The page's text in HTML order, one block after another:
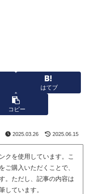
はてブ
コピー
2025.03.26 2025.06.15
クを使用しています。こ
ご購入いただくことで、
。ただし、記事の内容は
しています。